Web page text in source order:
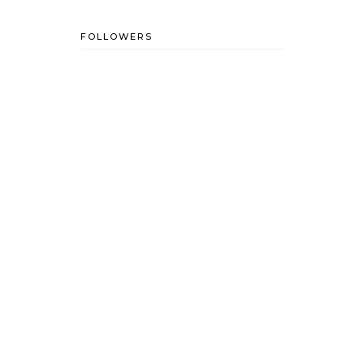
FOLLOWERS